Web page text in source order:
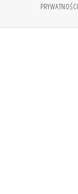
PRYWATNOŚCI